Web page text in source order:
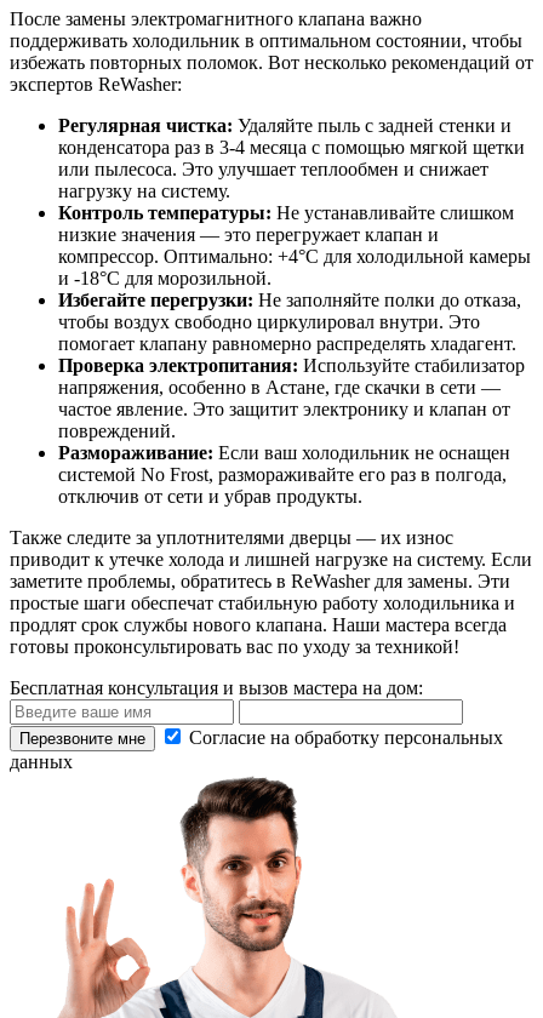
После замены электромагнитного клапана важно
поддерживать холодильник в оптимальном состоянии, чтобы
избежать повторных поломок. Вот несколько рекомендаций от
экспертов ReWasher:
Регулярная чистка: Удаляйте пыль с задней стенки и
конденсатора раз в 3-4 месяца с помощью мягкой щетки
или пылесоса. Это улучшает теплообмен и снижает
нагрузку на систему.
Контроль температуры: Не устанавливайте слишком
низкие значения — это перегружает клапан и
компрессор. Оптимально: +4°C для холодильной камеры
и -18°C для морозильной.
Избегайте перегрузки: Не заполняйте полки до отказа,
чтобы воздух свободно циркулировал внутри. Это
помогает клапану равномерно распределять хладагент.
Проверка электропитания: Используйте стабилизатор
напряжения, особенно в Астане, где скачки в сети —
частое явление. Это защитит электронику и клапан от
повреждений.
Размораживание: Если ваш холодильник не оснащен
системой No Frost, размораживайте его раз в полгода,
отключив от сети и убрав продукты.
Также следите за уплотнителями дверцы — их износ
приводит к утечке холода и лишней нагрузке на систему. Если
заметите проблемы, обратитесь в ReWasher для замены. Эти
простые шаги обеспечат стабильную работу холодильника и
продлят срок службы нового клапана. Наши мастера всегда
готовы проконсультировать вас по уходу за техникой!
Бесплатная консультация и вызов мастера на дом:
Согласие на обработку персональных
данных